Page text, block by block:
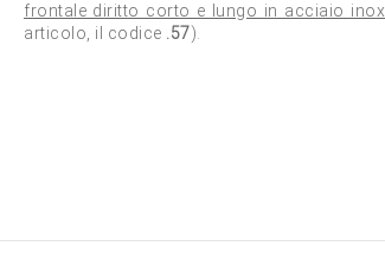
frontale diritto corto e lungo in acciaio inox
articolo, il codice .57).